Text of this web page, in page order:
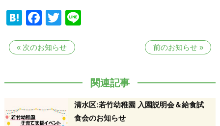
Hatena
Facebook
Twitter
前のお知らせ»
« 次のお知らせ
関連記事
清水区:若竹幼稚園 入園説明会＆給食試
食会のお知らせ